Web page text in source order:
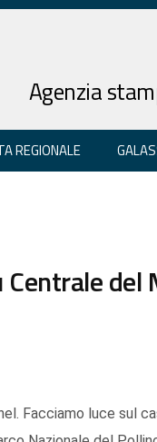
Agenzia
REGIONALE
del
Facciamo luce sul